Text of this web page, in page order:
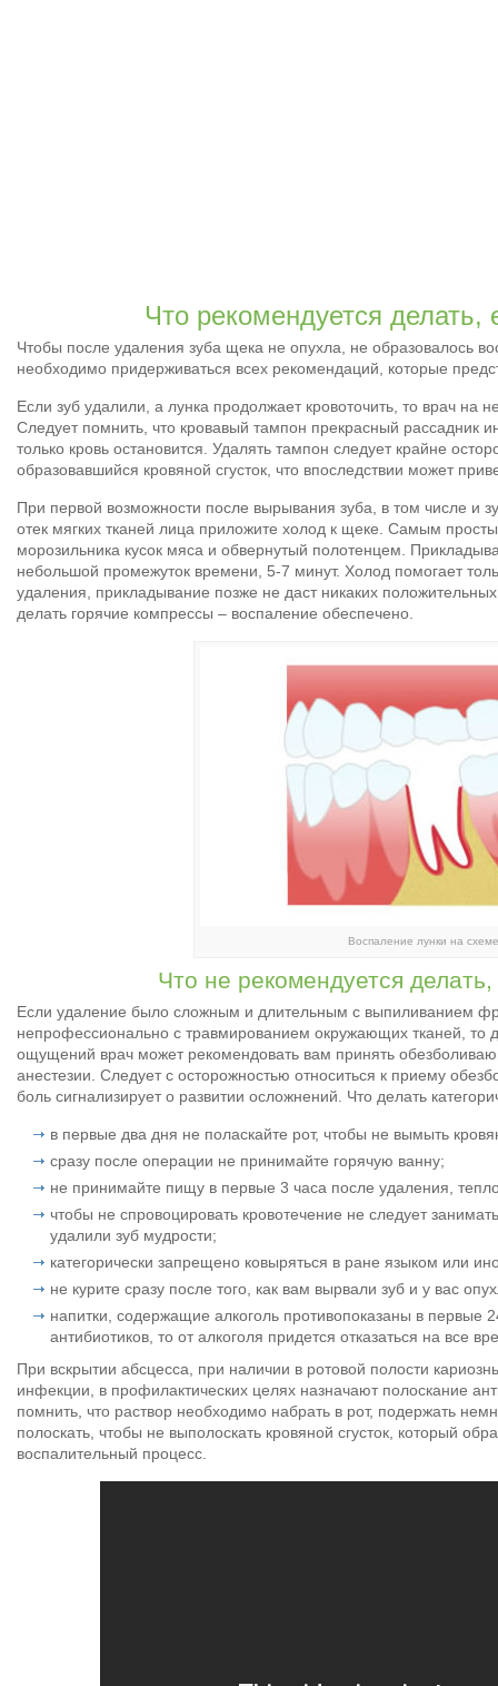
Что рекомендуется делать,
Чтобы после удаления зуба щека не опухла, не образовалось
необходимо придерживаться всех рекомендаций, которые
Если зуб удалили, а лунка продолжает кровоточить, то врач
Следует помнить, что кровавый тампон прекрасный рассадник
только кровь остановится. Удалять тампон следует крайне
образовавшийся кровяной сгусток, что впоследствии может
При первой возможности после вырывания зуба, в том числе и
отек мягких тканей лица приложите холод к щеке. Самым
морозильника кусок мяса и обвернутый полотенцем.
небольшой промежуток времени, 5-7 минут. Холод помогает
удаления, прикладывание позже не даст никаких
делать горячие компрессы – воспаление обеспечено.
Воспаление лунки на
Что не рекомендуется
Если удаление было сложным и длительным с выпиливанием
непрофессионально с травмированием окружающих тканей, то
ощущений врач может рекомендовать вам принять
анестезии. Следует с осторожностью относиться к приему
боль сигнализирует о развитии осложнений. Что делать
в первые два дня не поласкайте рот, чтобы не вымыть
сразу после операции не принимайте горячую ванну;
не принимайте пищу в первые 3 часа после удаления,
чтобы не спровоцировать кровотечение не следует
удалили зуб мудрости;
категорически запрещено ковыряться в ране языком или
не курите сразу после того, как вам вырвали зуб и у вас
напитки, содержащие алкоголь противопоказаны в первые
антибиотиков, то от алкоголя придется отказаться на все
При вскрытии абсцесса, при наличии в ротовой полости
инфекции, в профилактических целях назначают полоскание
помнить, что раствор необходимо набрать в рот, подержать
полоскать, чтобы не выполоскать кровяной сгусток, который
воспалительный процесс.